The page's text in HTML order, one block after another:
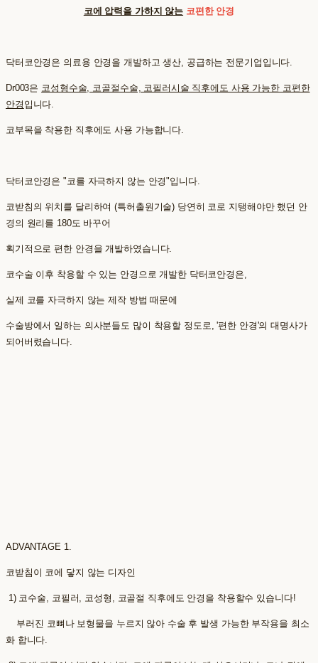
코에 압력을 가하지 않는 코편한 안경
닥터코안경은 의료용 안경을 개발하고 생산, 공급하는 전문기업입니다.
Dr003은 코성형수술, 코골절수술, 코필러시술 직후에도 사용 가능한 코편한
안경 입니다.
코부목을 착용한 직후에도 사용 가능합니다.
닥터코안경은 "코를 자극하지 않는 안경"입니다.
코받침의 위치를 달리하여 (특허출원기술) 당연히 코로 지탱해야만 했던 안
경의 원리를 180도 바꾸어
획기적으로 편한 안경을 개발하였습니다.
코수술 이후 착용할 수 있는 안경으로 개발한 닥터코안경은,
실제 코를 자극하지 않는 제작 방법 때문에
수술방에서 일하는 의사분들도 많이 착용할 정도로, '편한 안경'의 대명사가
되어버렸습니다.
ADVANTAGE 1.
코받침이 코에 닿지 않는 디자인
1) 코수술, 코필러, 코성형, 코골절 직후에도 안경을 착용할수 있습니다!
부러진 코뼈나 보형물을 누르지 않아 수술 후 발생 가능한 부작용을 최소
화 합니다.